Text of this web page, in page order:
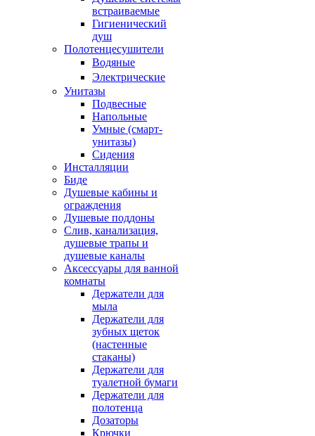
встраиваемые
Гигиенический
душ
Полотенцесушители
ㅤВодяные
ㅤЭлектрические
Унитазы
Подвесные
Напольные
Умные (смарт-
унитазы)
Сидения
Инсталляции
Биде
Душевые кабины и
ограждения
Душевые поддоны
Слив, канализация,
душевые трапы и
душевые каналы
Аксессуары для ванной
комнаты
Держатели для
мыла
Держатели для
зубных щеток
(настенные
стаканы)
Держатели для
туалетной бумаги
Держатели для
полотенца
Дозаторы
Крючки